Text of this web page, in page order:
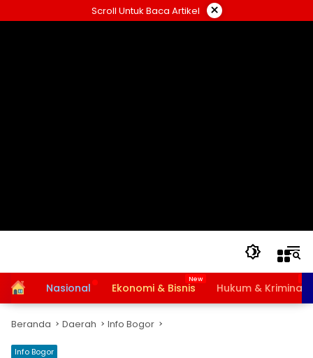
ke
Scroll Untuk Baca Artikel ×
HomeNasional Ekonomi & Bisnis Hukum & Kriminal
Beranda Daerah Info Bogor
Info Bogor